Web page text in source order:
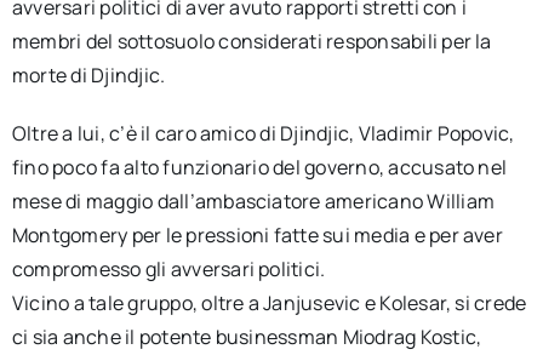
avversari politici di aver avuto rapporti stretti con i
membri del sottosuolo considerati responsabili per la
morte di Djindjic.
Oltre a lui, c’è il caro amico di Djindjic, Vladimir Popovic,
fino poco fa alto funzionario del governo, accusato nel
mese di maggio dall’ambasciatore americano William
Montgomery per le pressioni fatte sui media e per aver
compromesso gli avversari politici.
Vicino a tale gruppo, oltre a Janjusevic e Kolesar, si crede
ci sia anche il potente businessman Miodrag Kostic,